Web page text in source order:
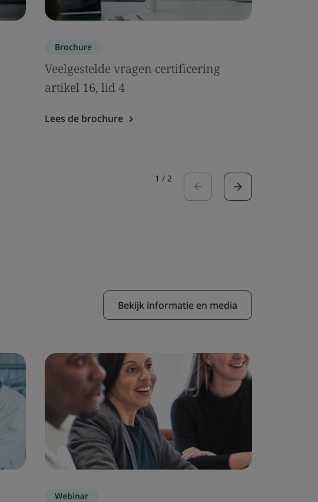
Brochure
Veelgestelde vragen certificering
artikel 16, lid 4
Lees de brochure
1 / 2
Bekijk informatie en media
Webinar